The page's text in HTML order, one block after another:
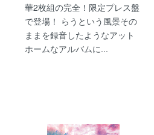
華2枚組の完全！限定プレス盤
で登場！ らうという風景その
ままを録音したようなアット
ホームなアルバムに...